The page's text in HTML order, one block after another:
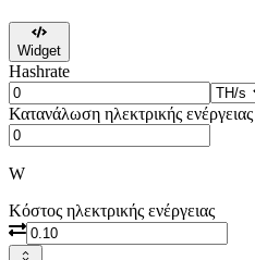
Widget
Hashrate
Κατανάλωση ηλεκτρικής ενέργειας
W
Κόστος ηλεκτρικής ενέργειας